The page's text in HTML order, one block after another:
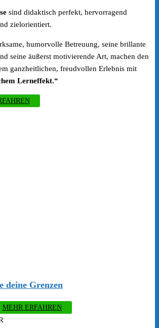
sind didaktisch perfekt, hervorragend
zielorientiert.
humorvolle Betreuung, seine brillante
seine äußerst motivierende Art, machen den
ganzheitlichen, freudvollen Erlebnis mit
Lerneffekt.“
deine Grenzen
MEHR ERFAHREN